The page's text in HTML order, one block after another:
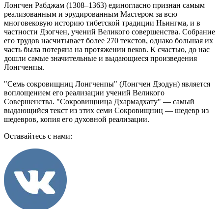
Лонгчен Рабджам (1308–1363) единогласно признан самым
реализованным и эрудированным Мастером за всю
многовековую историю тибетской традиции Ньингма, и в
частности Дзогчен, учений Великого совершенства. Собрание
его трудов насчитывает более 270 текстов, однако большая их
часть была потеряна на протяжении веков. К счастью, до нас
дошли самые значительные и выдающиеся произведения
Лонгченпы.
"Семь сокровищниц Лонгченпы" (Лонгчен Дзодун) является
воплощением его реализации учений Великого
Совершенства. "Сокровищница Дхармадхату" — самый
выдающийся текст из этих семи Сокровищниц — шедевр из
шедевров, копия его духовной реализации.
Оставайтесь с нами: